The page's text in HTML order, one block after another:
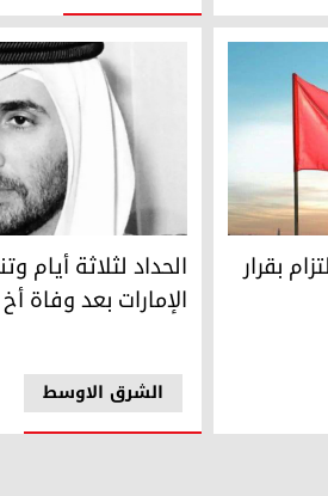
منع السفر إلى لبنان
بقرار الحداد لثلاثة أيام
الشرق الاوسط
الحداد لثلاثة أيام
الإمارات بعد وفاة